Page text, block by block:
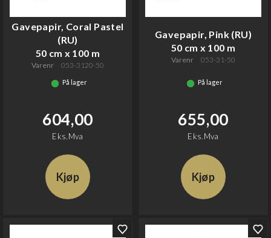
Gavepapir, Coral Pastel
(RU)
50 cm x 100 m
Varenr 053-3120-50
På lager
604,00
Eks.Mva
Kjøp
Gavepapir, Pink (RU)
50 cm x 100 m
Varenr 053-31-50
På lager
655,00
Eks.Mva
Kjøp